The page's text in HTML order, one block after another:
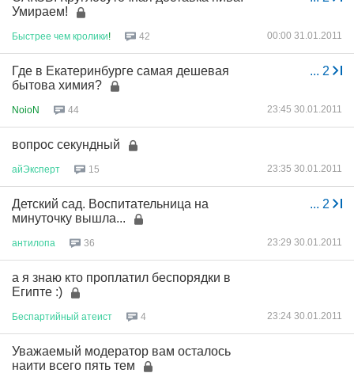
Умираем!
Быстрее чем кролики! 42 00:00 31.01.2011
... 2
Где в Екатеринбурге самая дешевая
бытова химия?
NoioN 44 23:45 30.01.2011
вопрос секундный
айЭксперт 15 23:35 30.01.2011
... 2
Детский сад. Воспитательница на
минуточку вышла...
антилопа 36 23:29 30.01.2011
а я знаю кто проплатил беспорядки в
Египте :)
Беспартийный атеист 4 23:24 30.01.2011
Уважаемый модератор вам осталось
наити всего пять тем